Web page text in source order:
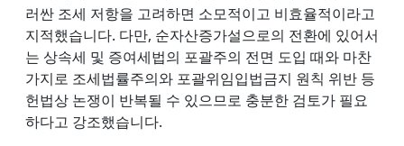
러싼 조세 저항을 고려하면 소모적이고 비효율적이라고
지적했습니다. 다만, 순자산증가설으로의 전환에 있어서
는 상속세 및 증여세법의 포괄주의 전면 도입 때와 마찬
가지로 조세법률주의와 포괄위임입법금지 원칙 위반 등
헌법상 논쟁이 반복될 수 있으므로 충분한 검토가 필요
하다고 강조했습니다.